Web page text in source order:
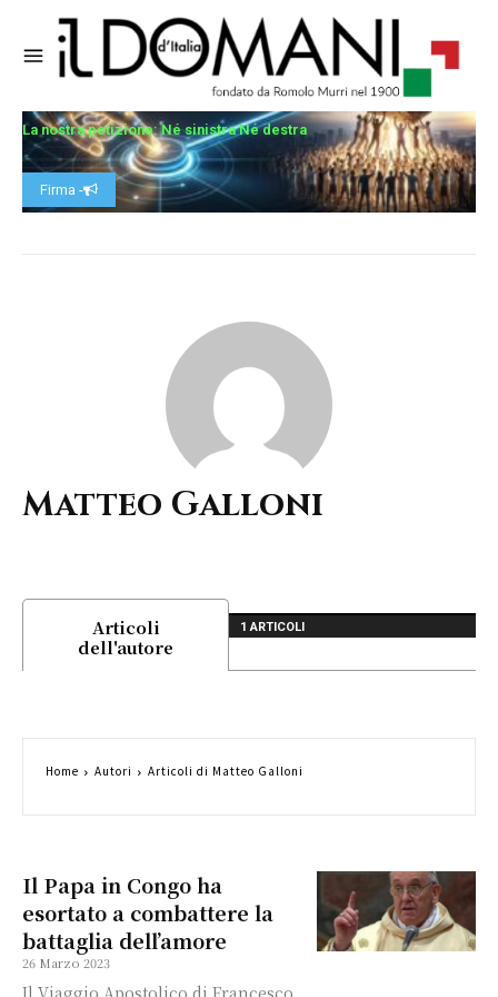
La nostra petizione: Né sinistra Né destra
Firma -
Matteo Galloni
Articoli
dell'autore
1 ARTICOLI
Il Papa in Congo ha
esortato a combattere la
battaglia dell’amore
26 Marzo 2023
Home Autori Articoli di Matteo Galloni